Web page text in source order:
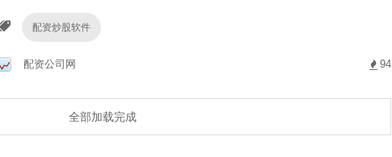
配资炒股软件
配资公司网 94
全部加载完成